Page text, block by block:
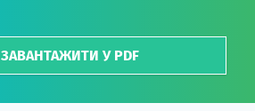
ЗАВАНТАЖИТИ У PDF